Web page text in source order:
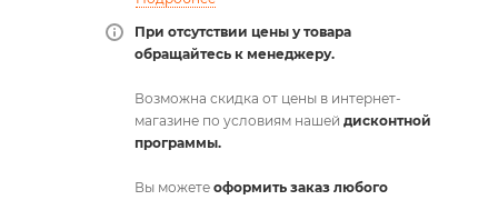
При отсутствии цены у товара
обращайтесь к менеджеру.
Возможна скидка от цены в интернет-
магазине по условиям нашей дисконтной
программы.
Вы можете оформить заказ любого